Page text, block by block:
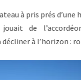
à pris prés d’une
de
à l’horizon :